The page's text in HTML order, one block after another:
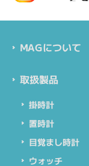
MAGについて
取扱製品
掛時計
置時計
目覚まし時計
ウォッチ